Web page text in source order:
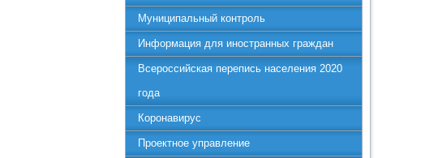
Муниципальный контроль
Информация для иностранных граждан
Всероссийская перепись населения 2020
года
Коронавирус
Проектное управление